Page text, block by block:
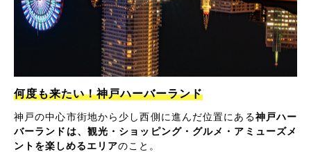
何度も来たい！神戸ハーバーランド
神戸の中心市街地から少し西側に進んだ位置にある神戸ハー
バーランドは、観光・ショッピング・グルメ・アミューズメ
ントを楽しめるエリアのこと。